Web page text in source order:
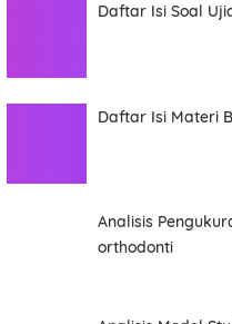
Daftar Isi Soal
Daftar Isi Materi
Analisis
orthodonti